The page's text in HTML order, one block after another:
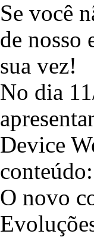
Se você
de nosso
sua vez!
No dia
Device
conteúdo:
O novo